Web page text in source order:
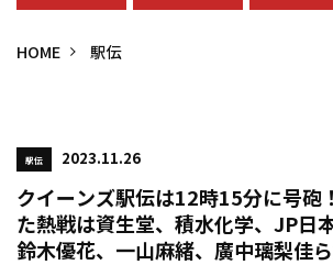
HOME 駅伝
駅伝 2023.11.26
クイーンズ駅伝は12時15分に号砲
た熱戦は資生堂、積水化学、JP日
鈴木優花、一山麻緒、廣中璃梨佳